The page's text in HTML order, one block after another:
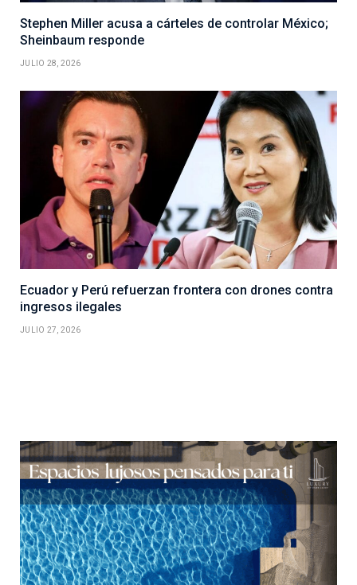
Stephen Miller acusa a cárteles de controlar México;
Sheinbaum responde
JULIO 28, 2026
Ecuador y Perú refuerzan frontera con drones contra
ingresos ilegales
JULIO 27, 2026